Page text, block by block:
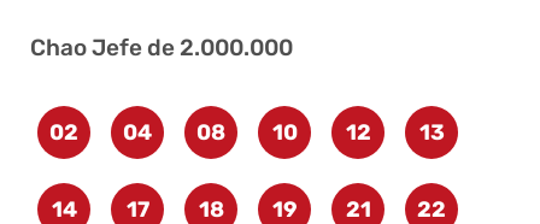
Chao Jefe de 2.000.000
02 04 08 10 12 13
14 17 18 19 21 22